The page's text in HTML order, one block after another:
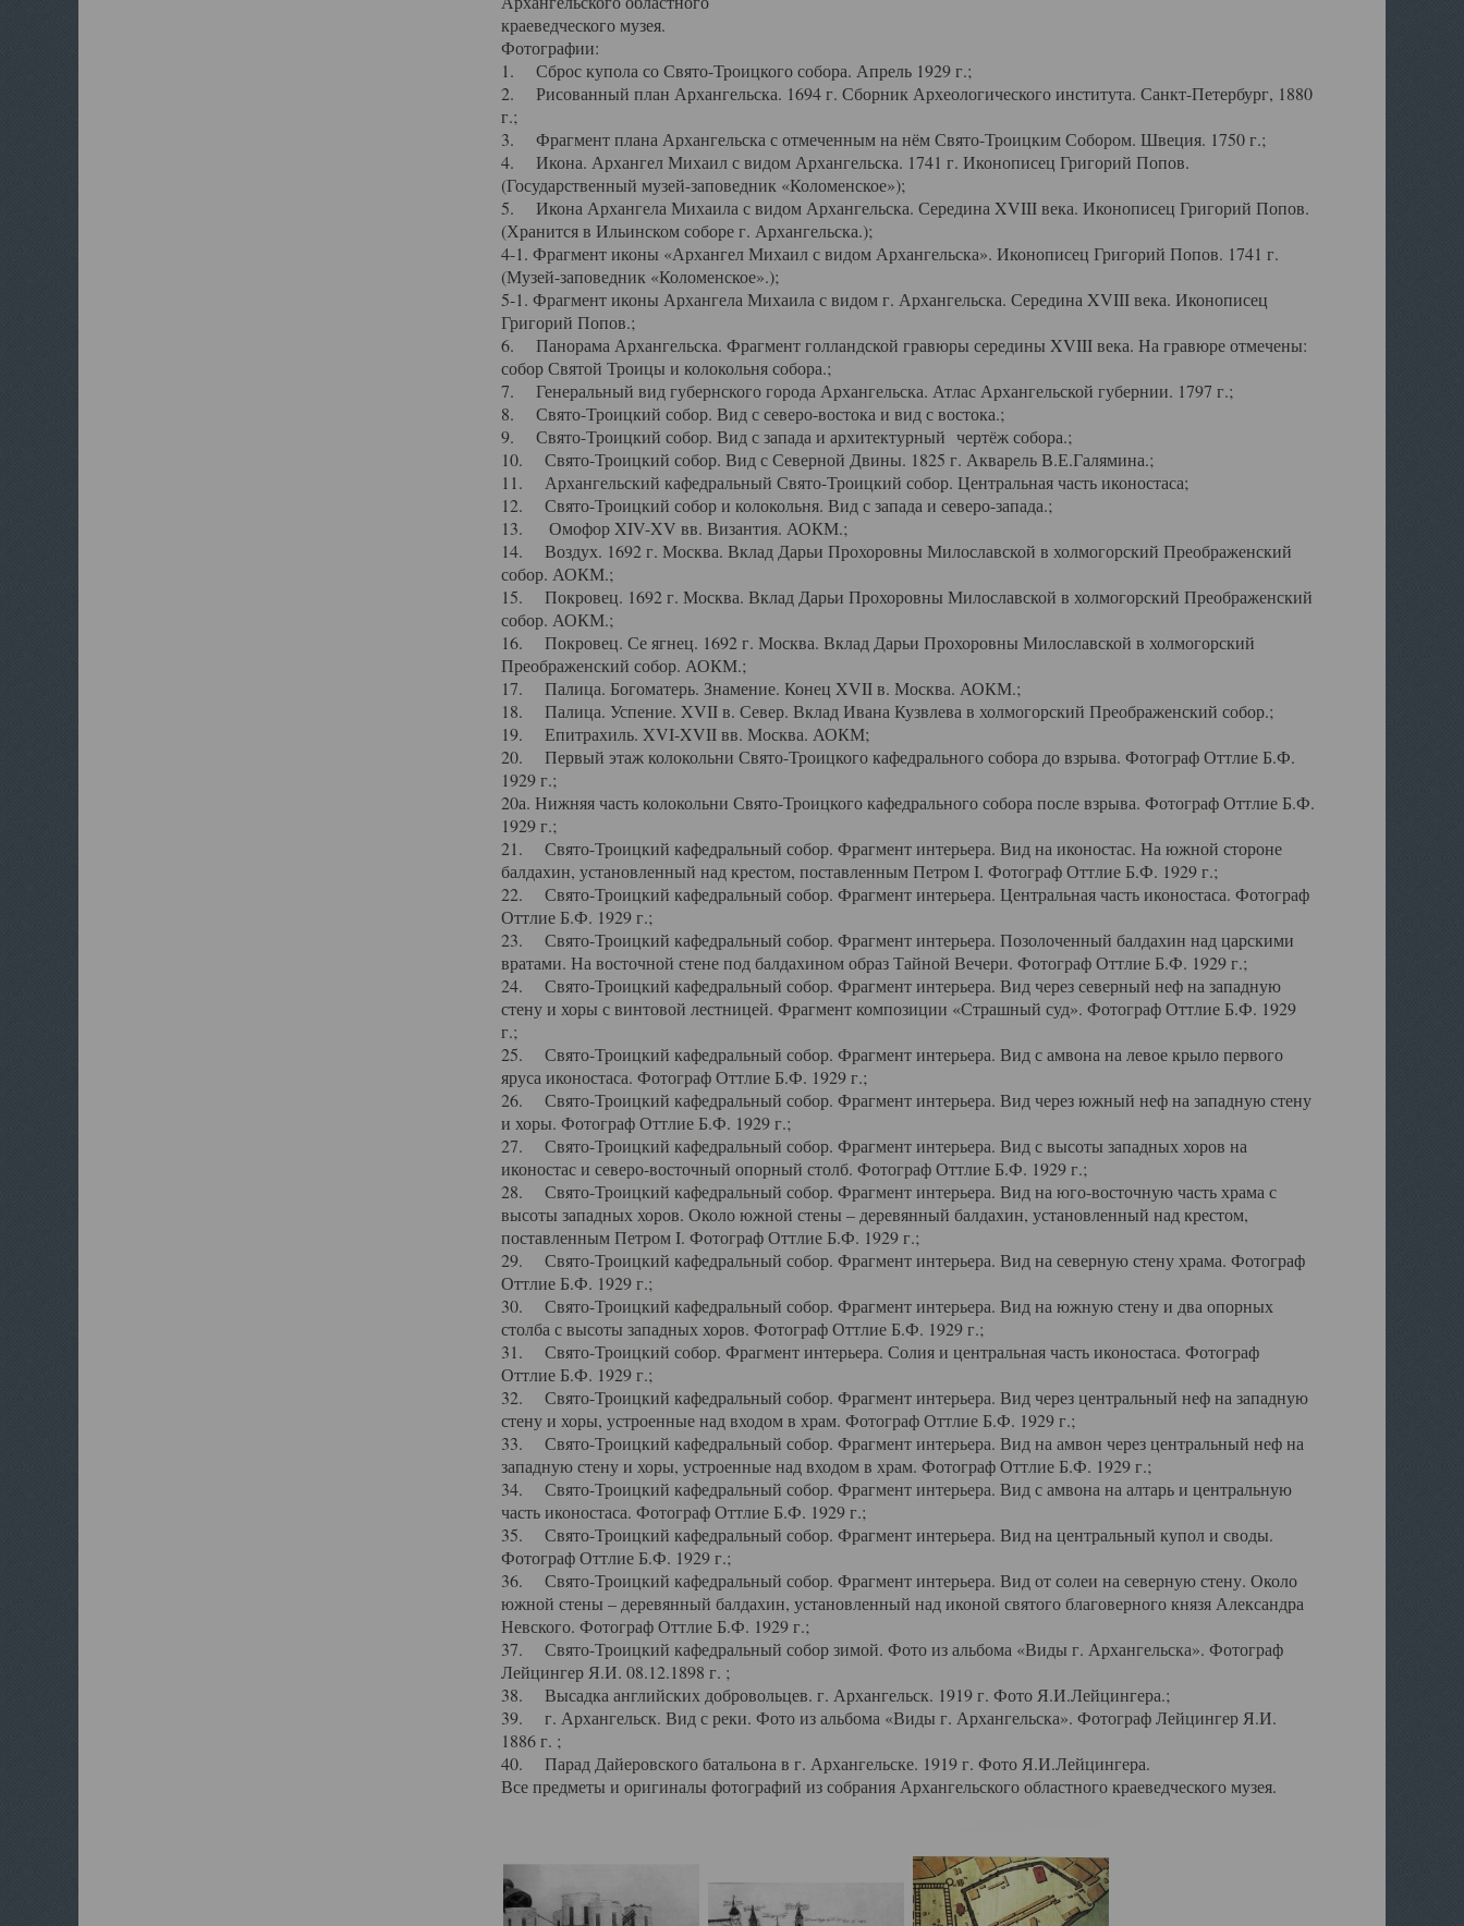
краеведческого музея.
Фотографии:
1. Сброс купола со Свято-Троицкого собора. Апрель 1929 г.;
2. Рисованный план Архангельска. 1694 г. Сборник Археологического института. Санкт-Петербург, 1880
г.;
3. Фрагмент плана Архангельска с отмеченным на нём Свято-Троицким Собором. Швеция. 1750 г.;
4. Икона. Архангел Михаил с видом Архангельска. 1741 г. Иконописец Григорий Попов.
(Государственный музей-заповедник «Коломенское»);
5. Икона Архангела Михаила с видом Архангельска. Середина XVIII века. Иконописец Григорий Попов.
(Хранится в Ильинском соборе г. Архангельска.);
4-1. Фрагмент иконы «Архангел Михаил с видом Архангельска». Иконописец Григорий Попов. 1741 г.
(Музей-заповедник «Коломенское».);
5-1. Фрагмент иконы Архангела Михаила с видом г. Архангельска. Середина XVIII века. Иконописец
Григорий Попов.;
6. Панорама Архангельска. Фрагмент голландской гравюры середины XVIII века. На гравюре отмечены:
собор Святой Троицы и колокольня собора.;
7. Генеральный вид губернского города Архангельска. Атлас Архангельской губернии. 1797 г.;
8. Свято-Троицкий собор. Вид с северо-востока и вид с востока.;
9. Свято-Троицкий собор. Вид с запада и архитектурный чертёж собора.;
10. Свято-Троицкий собор. Вид с Северной Двины. 1825 г. Акварель В.Е.Галямина.;
11. Архангельский кафедральный Свято-Троицкий собор. Центральная часть иконостаса;
12. Свято-Троицкий собор и колокольня. Вид с запада и северо-запада.;
13. Омофор XIV-XV вв. Византия. АОКМ.;
14. Воздух. 1692 г. Москва. Вклад Дарьи Прохоровны Милославской в холмогорский Преображенский
собор. АОКМ.;
15. Покровец. 1692 г. Москва. Вклад Дарьи Прохоровны Милославской в холмогорский Преображенский
собор. АОКМ.;
16. Покровец. Се ягнец. 1692 г. Москва. Вклад Дарьи Прохоровны Милославской в холмогорский
Преображенский собор. АОКМ.;
17. Палица. Богоматерь. Знамение. Конец XVII в. Москва. АОКМ.;
18. Палица. Успение. XVII в. Север. Вклад Ивана Кузвлева в холмогорский Преображенский собор.;
19. Епитрахиль. XVI-XVII вв. Москва. АОКМ;
20. Первый этаж колокольни Свято-Троицкого кафедрального собора до взрыва. Фотограф Оттлие Б.Ф.
1929 г.;
20а. Нижняя часть колокольни Свято-Троицкого кафедрального собора после взрыва. Фотограф Оттлие Б.Ф.
1929 г.;
21. Свято-Троицкий кафедральный собор. Фрагмент интерьера. Вид на иконостас. На южной стороне
балдахин, установленный над крестом, поставленным Петром I. Фотограф Оттлие Б.Ф. 1929 г.;
22. Свято-Троицкий кафедральный собор. Фрагмент интерьера. Центральная часть иконостаса. Фотограф
Оттлие Б.Ф. 1929 г.;
23. Свято-Троицкий кафедральный собор. Фрагмент интерьера. Позолоченный балдахин над царскими
вратами. На восточной стене под балдахином образ Тайной Вечери. Фотограф Оттлие Б.Ф. 1929 г.;
24. Свято-Троицкий кафедральный собор. Фрагмент интерьера. Вид через северный неф на западную
стену и хоры с винтовой лестницей. Фрагмент композиции «Страшный суд». Фотограф Оттлие Б.Ф. 1929
г.;
25. Свято-Троицкий кафедральный собор. Фрагмент интерьера. Вид с амвона на левое крыло первого
яруса иконостаса. Фотограф Оттлие Б.Ф. 1929 г.;
26. Свято-Троицкий кафедральный собор. Фрагмент интерьера. Вид через южный неф на западную стену
и хоры. Фотограф Оттлие Б.Ф. 1929 г.;
27. Свято-Троицкий кафедральный собор. Фрагмент интерьера. Вид с высоты западных хоров на
иконостас и северо-восточный опорный столб. Фотограф Оттлие Б.Ф. 1929 г.;
28. Свято-Троицкий кафедральный собор. Фрагмент интерьера. Вид на юго-восточную часть храма с
высоты западных хоров. Около южной стены – деревянный балдахин, установленный над крестом,
поставленным Петром I. Фотограф Оттлие Б.Ф. 1929 г.;
29. Свято-Троицкий кафедральный собор. Фрагмент интерьера. Вид на северную стену храма. Фотограф
Оттлие Б.Ф. 1929 г.;
30. Свято-Троицкий кафедральный собор. Фрагмент интерьера. Вид на южную стену и два опорных
столба с высоты западных хоров. Фотограф Оттлие Б.Ф. 1929 г.;
31. Свято-Троицкий собор. Фрагмент интерьера. Солия и центральная часть иконостаса. Фотограф
Оттлие Б.Ф. 1929 г.;
32. Свято-Троицкий кафедральный собор. Фрагмент интерьера. Вид через центральный неф на западную
стену и хоры, устроенные над входом в храм. Фотограф Оттлие Б.Ф. 1929 г.;
33. Свято-Троицкий кафедральный собор. Фрагмент интерьера. Вид на амвон через центральный неф на
западную стену и хоры, устроенные над входом в храм. Фотограф Оттлие Б.Ф. 1929 г.;
34. Свято-Троицкий кафедральный собор. Фрагмент интерьера. Вид с амвона на алтарь и центральную
часть иконостаса. Фотограф Оттлие Б.Ф. 1929 г.;
35. Свято-Троицкий кафедральный собор. Фрагмент интерьера. Вид на центральный купол и своды.
Фотограф Оттлие Б.Ф. 1929 г.;
36. Свято-Троицкий кафедральный собор. Фрагмент интерьера. Вид от солеи на северную стену. Около
южной стены – деревянный балдахин, установленный над иконой святого благоверного князя Александра
Невского. Фотограф Оттлие Б.Ф. 1929 г.;
37. Свято-Троицкий кафедральный собор зимой. Фото из альбома «Виды г. Архангельска». Фотограф
Лейцингер Я.И. 08.12.1898 г. ;
38. Высадка английских добровольцев. г. Архангельск. 1919 г. Фото Я.И.Лейцингера.;
39. г. Архангельск. Вид с реки. Фото из альбома «Виды г. Архангельска». Фотограф Лейцингер Я.И.
1886 г. ;
40. Парад Дайеровского батальона в г. Архангельске. 1919 г. Фото Я.И.Лейцингера.
Все предметы и оригиналы фотографий из собрания Архангельского областного краеведческого музея.